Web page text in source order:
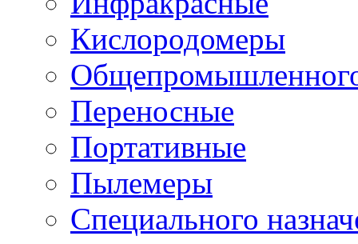
Кислородомеры
Переносные
Портативные
Пылемеры
Специального